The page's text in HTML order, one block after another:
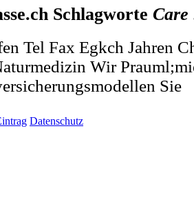
Schlagworte Care
Tel Fax Egkch Jahren
Wir
Sie
Datenschutz